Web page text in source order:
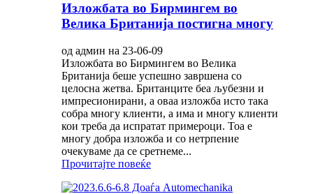
Изложбата во Бирмингем во
Велика Британија постигна многу
од админ на 23-06-09
Изложбата во Бирмингем во Велика
Британија беше успешно завршена со
целосна жетва. Британците беа љубезни и
импресионирани, а оваа изложба исто така
собра многу клиенти, а има и многу клиенти
кои треба да испратат примероци. Тоа е
многу добра изложба и со нетрпение
очекуваме да се сретнеме...
Прочитајте повеќе